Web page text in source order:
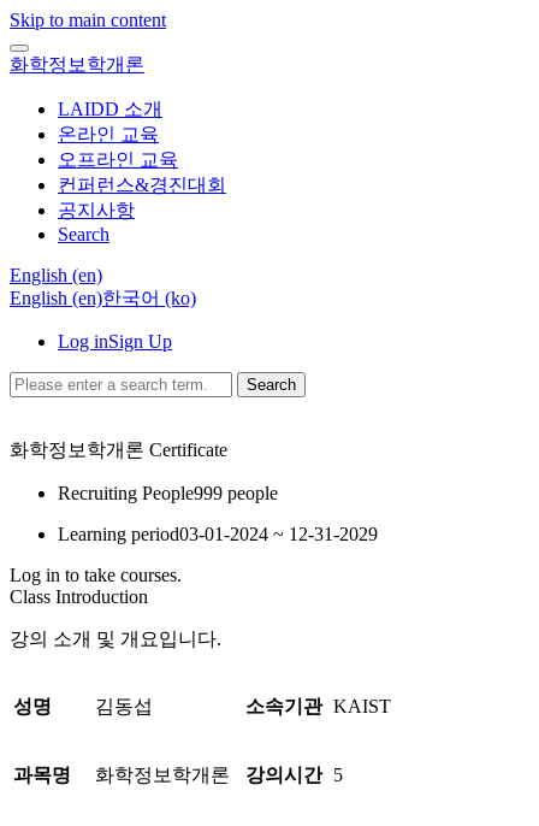
Skip to main content
화학정보학개론
LAIDD 소개
온라인 교육
오프라인 교육
컨퍼런스&경진대회
공지사항
Search
English ‎(en)‎
English ‎(en)‎한국어 ‎(ko)‎
Log inSign Up
Search
화학정보학개론 Certificate
Recruiting People999 people
Learning period03-01-2024 ~ 12-31-2029
Log in to take courses.
Class Introduction
강의 소개 및 개요입니다.
성명 김동섭 소속기관 KAIST
과목명 화학정보학개론 강의시간 5